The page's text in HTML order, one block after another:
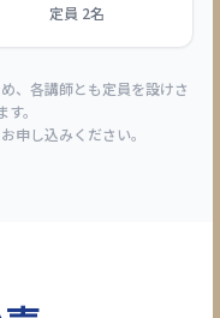
定員 2名
、各講師とも定員を設けさ
。
申し込みください。